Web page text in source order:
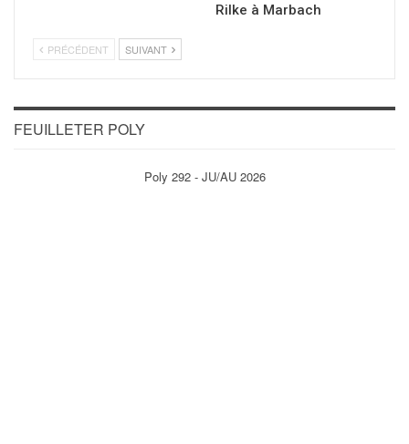
Rilke à Marbach
PRÉCÉDENT SUIVANT
FEUILLETER POLY
Poly 292 - JU/AU 2026